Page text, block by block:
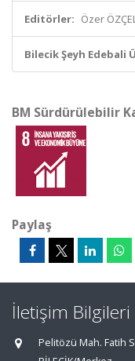
Editörler: Özer
Bilecik Şeyh Edebali
BM Sürdürülebilir
Paylaş
İletişim Bilgileri
Pelitözü Mah. Fatih